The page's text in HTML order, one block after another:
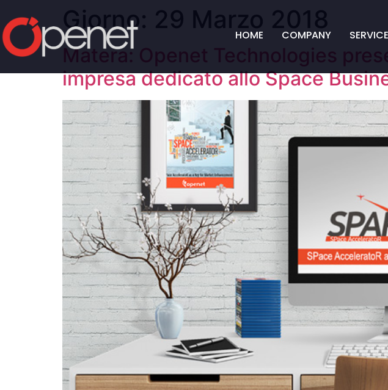
HOME COMPANY
Giorno: 29 Marzo 2018
Matera: Openet Technologies
impresa dedicato allo Space